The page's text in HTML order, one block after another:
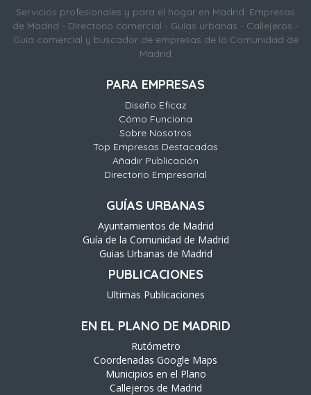
Servicios profesionales y para el hogar en Madrid. Empresas
de Madrid - Directorio comercial - Guías urbanas - Callejeros -
Guía comercial y buscador de empresas de la Comunidad de
Madrid
PARA EMPRESAS
Diseño Eficaz
Cómo Funciona
Sobre Nosotros
Top Empresas Destacadas
Añadir Publicación
Directorio Empresarial
GUÍAS URBANAS
Ayuntamientos de Madrid
Guía de la Comunidad de Madrid
Guias Urbanas de Madrid
PUBLICACIONES
Ultimas Publicaciones
EN EL PLANO DE MADRID
Rutómetro
Coordenadas Google Maps
Municipios en el Plano
Callejeros de Madrid